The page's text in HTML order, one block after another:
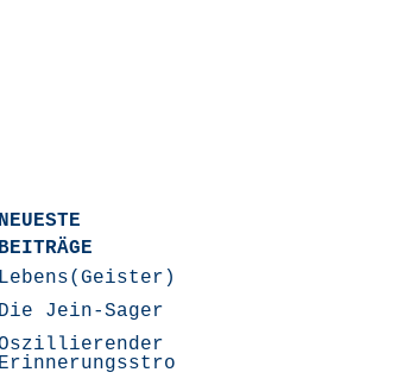
NEUESTE
BEITRÄGE
Lebens(Geister)Geschichten
Die Jein-Sager
Erinnerungsstrom